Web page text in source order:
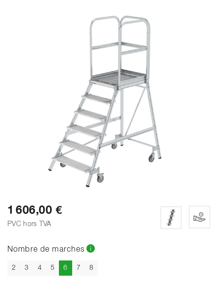
1 606,00 €
PVC hors TVA
Nombre de marches
2 3 4 5 6Actuel
7 8